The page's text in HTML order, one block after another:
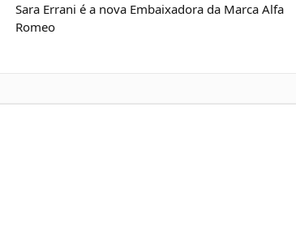
Sara Errani é a nova Embaixadora da Marca Alfa
Romeo